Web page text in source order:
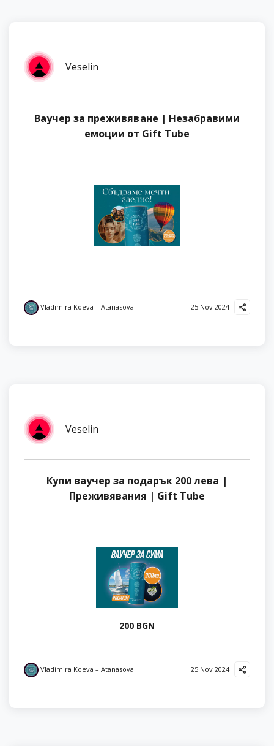
Veselin
Ваучер за преживяване | Незабравими
емоции от Gift Tube
Vladimira Koeva – Atanasova 25 Nov 2024
Veselin
Купи ваучер за подарък 200 лева |
Преживявания | Gift Tube
200 BGN
Vladimira Koeva – Atanasova 25 Nov 2024